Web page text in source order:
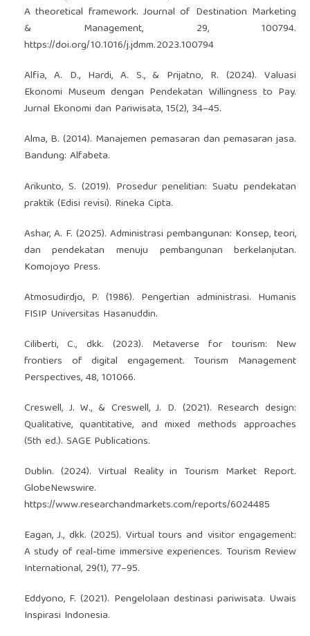
A theoretical framework. Journal of Destination Marketing
& Management, 29, 100794.
https://doi.org/10.1016/j.jdmm.2023.100794
Alfia, A. D., Hardi, A. S., & Prijatno, R. (2024). Valuasi
Ekonomi Museum dengan Pendekatan Willingness to Pay.
Jurnal Ekonomi dan Pariwisata, 15(2), 34–45.
Alma, B. (2014). Manajemen pemasaran dan pemasaran jasa.
Bandung: Alfabeta.
Arikunto, S. (2019). Prosedur penelitian: Suatu pendekatan
praktik (Edisi revisi). Rineka Cipta.
Ashar, A. F. (2025). Administrasi pembangunan: Konsep, teori,
dan pendekatan menuju pembangunan berkelanjutan.
Komojoyo Press.
Atmosudirdjo, P. (1986). Pengertian administrasi. Humanis
FISIP Universitas Hasanuddin.
Ciliberti, C., dkk. (2023). Metaverse for tourism: New
frontiers of digital engagement. Tourism Management
Perspectives, 48, 101066.
Creswell, J. W., & Creswell, J. D. (2021). Research design:
Qualitative, quantitative, and mixed methods approaches
(5th ed.). SAGE Publications.
Dublin. (2024). Virtual Reality in Tourism Market Report.
GlobeNewswire.
https://www.researchandmarkets.com/reports/6024485
Eagan, J., dkk. (2025). Virtual tours and visitor engagement:
A study of real-time immersive experiences. Tourism Review
International, 29(1), 77–95.
Eddyono, F. (2021). Pengelolaan destinasi pariwisata. Uwais
Inspirasi Indonesia.